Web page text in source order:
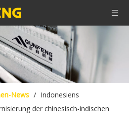
News / Indonesiens
der chinesisch-indischen